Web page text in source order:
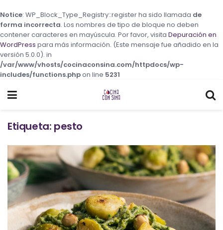
Notice: WP_Block_Type_Registry::register ha sido llamada de
forma incorrecta. Los nombres de tipo de bloque no deben
contener caracteres en mayúscula. Por favor, visita Depuración en
WordPress para más información. (Este mensaje fue añadido en la
versión 5.0.0). in
/var/www/vhosts/cocinaconsina.com/httpdocs/wp-
includes/functions.phpon line 5231
Etiqueta: pesto